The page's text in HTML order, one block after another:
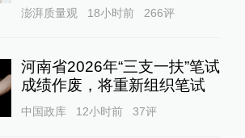
澎湃质量观 18小时前 266评
河南省2026年“三支一扶”笔试
成绩作废，将重新组织笔试
中国政库 12小时前 37评